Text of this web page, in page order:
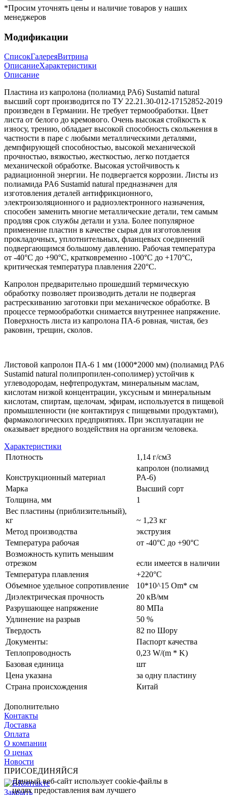
*Просим уточнять цены и наличие товаров у наших
менеджеров
Модификации
СписокГалереяВитрина
ОписаниеХарактеристики
Описание
Пластина из капролона (полиамид PA6) Sustamid natural
высший сорт производится по ТУ 22.21.30-012-17152852-2019
произведен в Германии. Не требует термообработки. Цвет
листа от белого до кремового. Очень высокая стойкость к
износу, трению, обладает высокой способность скольжения в
частности в паре с любыми металлическими деталями,
демпфирующей способностью, высокой механической
прочностью, вязкостью, жесткостью, легко потдается
механической обработке. Высокая устойчивость к
радиационной энергии. Не подвергается коррозии. Листы из
полиамида PA6 Sustamid natural предназначен для
изготовления деталей антифрикционного,
электроизоляционного и радиоэлектронного назначения,
способен заменить многие металлические детали, тем самым
продляя срок службы детали и узла. Более популярное
применение пластин в качестве сырья для изготовления
прокладочных, уплотнительных, фланцевых соединений
подвергающимся большому давлению. Рабочая температура
от -40°С до +90°С, кратковременно -100°C до +170°C,
критическая температура плавления 220°С.
Капролон предварительно прошедший термическую
обработку позволяет производить детали не подвергая
растрескиванию заготовки при механическое обработке. В
процессе термообработки снимается внутреннее напряжение.
Поверхность листа из капролона ПА-6 ровная, чистая, без
раковин, трещин, сколов.
Листовой капролон ПА-6 1 мм (1000*2000 мм) (полиамид PA6
Sustamid natural полипропилен-сополимер) устойчив к
углеводородам, нефтепродуктам, минеральным маслам,
кислотам низкой концентрации, уксусным и минеральным
кислотам, спиртам, щелочам, эфирам, используется в пищевой
промышленности (не контактируя с пищевыми продуктами),
фармакологических предприятиях. При эксплуатации не
оказывает вредного воздействия на организм человека.
Характеристики
Плотность
1,14 г/см3
Конструкционный материал
капролон (полиамид
PA-6)
Марка
Высший сорт
Толщина, мм
1
Вес пластины (приблизительный),
кг
~ 1,23 кг
Метод производства
экструзия
Температура рабочая
от -40°C до +90°C
Возможность купить меньшим
отрезком
если имеется в наличии
Температура плавления
+220°C
Объемное удельное сопротивление
10*10^15 Om* см
Диэлектрическая прочность
20 кВ/мм
Разрушающее напряжение
80 МПа
Удлинение на разрыв
50 %
Твердость
82 по Шору
Документы:
Паспорт качества
Теплопроводность
0,23 W/(m * K)
Базовая единица
шт
Цена указана
за одну пластину
Страна происхождения
Китай
Дополнительно
Контакты
Доставка
Оплата
О компании
О ценах
Новости
ПРИСОЕДИНЯЙСЯ
Закрыть
Данный веб-сайт использует cookie-файлы в
целях предоставления вам лучшего